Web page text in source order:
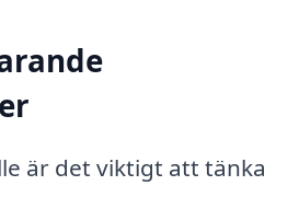
är det viktigt att tänka